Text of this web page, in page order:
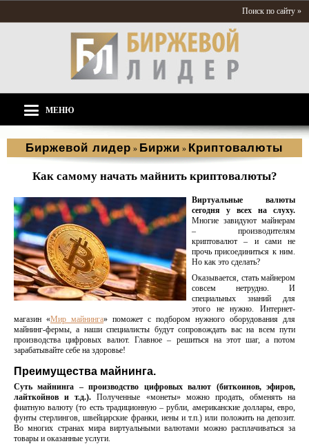
Поиск по сайту »
МЕНЮ
Биржевой лидер » Биржи » Криптовалюты
Как самому начать майнить криптовалюты?
Виртуальные валюты
сегодня у всех на слуху.
Многие завидуют майнерам
– производителям
криптовалют – и сами не
прочь присоединиться к ним.
Но как это сделать?
Оказывается, стать майнером
совсем нетрудно. И
специальных знаний для
этого не нужно. Интернет-
магазин «Мир майнинга» поможет с подбором нужного оборудования для
майнинг-фермы, а наши специалисты будут сопровождать вас на всем пути
производства цифровых валют. Главное – решиться на этот шаг, а потом
зарабатывайте себе на здоровье!
Преимущества майнинга.
Суть майнинга – производство цифровых валют (биткоинов, эфиров,
лайткойнов и т.д.). Полученные «монеты» можно продать, обменять на
фиатную валюту (то есть традиционную – рубли, американские доллары, евро,
фунты стерлингов, швейцарские франки, иены и т.п.) или положить на депозит.
Во многих странах мира виртуальными валютами можно расплачиваться за
товары и оказанные услуги.